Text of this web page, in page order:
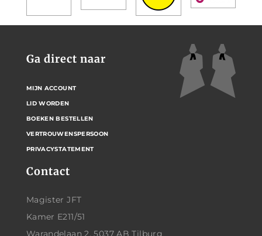
Contact
Magister JFT
Kamer E211/51
Ga direct naar
MIJN ACCOUNT
LID WORDEN
BOEKEN BESTELLEN
VERTROUWENSPERSOON
PRIVACYSTATEMENT